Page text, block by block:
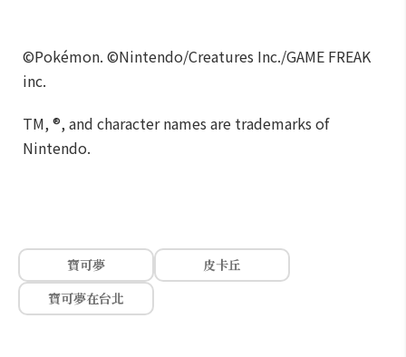
©Pokémon. ©Nintendo/Creatures Inc./GAME FREAK
inc.
TM, ®, and character names are trademarks of
Nintendo.
寶可夢
皮卡丘
寶可夢在台北